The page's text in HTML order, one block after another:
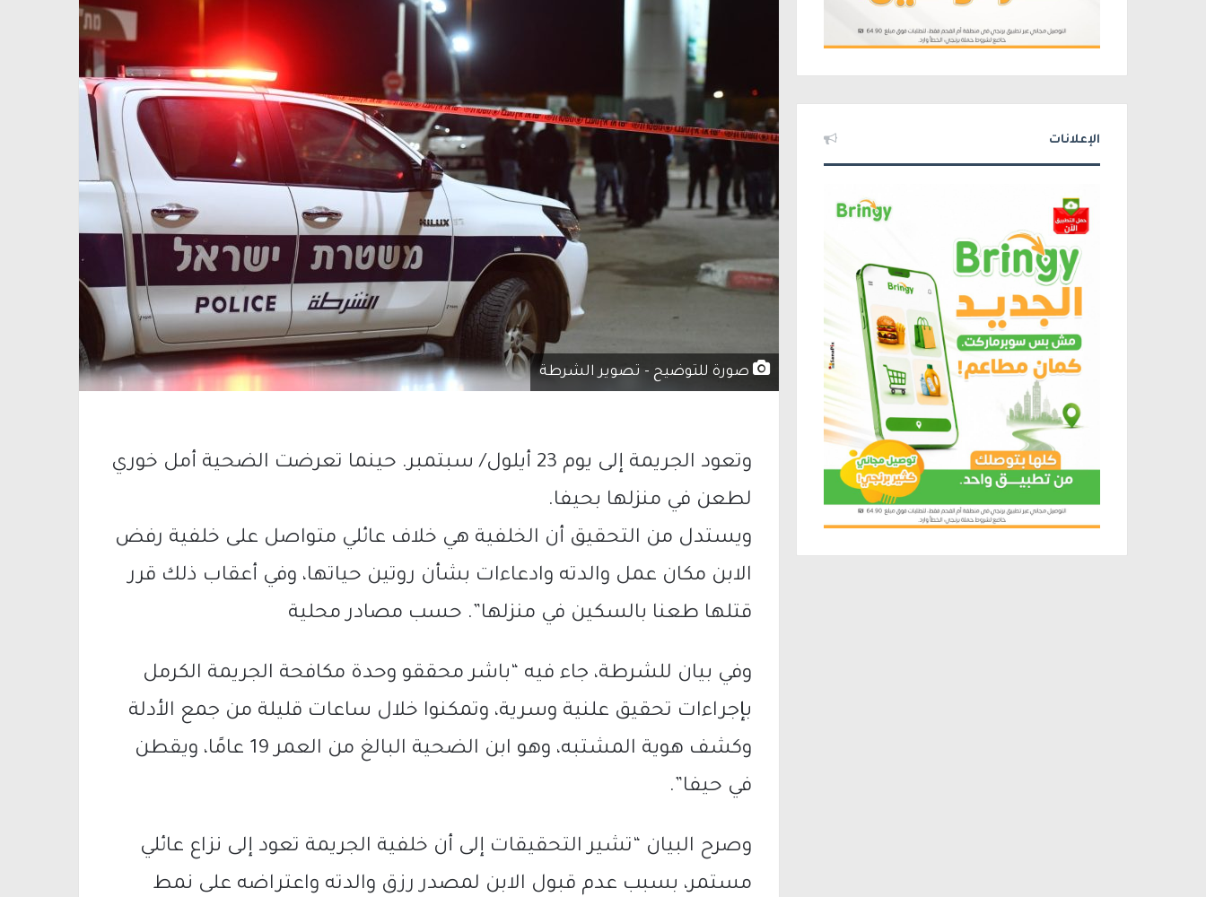
صورة للتوضيح - تصوير الشرطة
وتعود الجريمة إلى يوم 23 أيلول/ سبتمبر. حينما تعرضت الضحية أمل خوري
لطعن في منزلها بحيفا.
ويستدل من التحقيق أن الخلفية هي خلاف عائلي متواصل على خلفية رفض
الابن مكان عمل والدته وادعاءات بشأن روتين حياتها، وفي أعقاب ذلك قرر
قتلها طعنا بالسكين في منزلها”. حسب مصادر محلية
وفي بيان للشرطة، جاء فيه “باشر محققو وحدة مكافحة الجريمة الكرمل
بإجراءات تحقيق علنية وسرية، وتمكنوا خلال ساعات قليلة من جمع الأدلة
وكشف هوية المشتبه، وهو ابن الضحية البالغ من العمر 19 عامًا، ويقطن
في حيفا”.
وصرح البيان “تشير التحقيقات إلى أن خلفية الجريمة تعود إلى نزاع عائلي
مستمر، بسبب عدم قبول الابن لمصدر رزق والدته واعتراضه على نمط
الإعلانات